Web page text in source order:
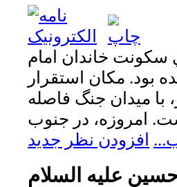
سكونت خاندان امام
بود. مكان استقرار
با ميدان جنگ فاصله
افزودن نظر جدید
عليه السلام